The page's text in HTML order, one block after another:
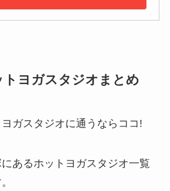
トヨガスタジオまとめ
ガスタジオに通うならココ!
あるホットヨガスタジオ一覧